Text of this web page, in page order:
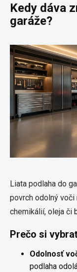
Kedy dáva
garáže?
Liata podlaha do
povrch odolný voči
chemikálií, oleja či
Prečo si
Odolnosť
podlaha